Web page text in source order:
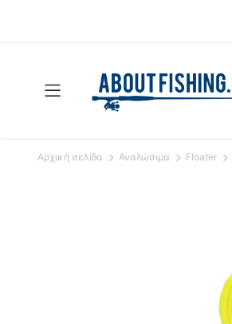
Αρχική σελίδα Αναλώσιμα Floater